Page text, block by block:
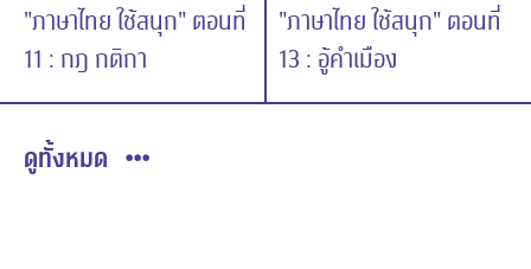
"ภาษาไทย ใช้สนุก" ตอนที่
11 : กฎ กติกา
"ภาษาไทย ใช้สนุก" ตอนที่
13 : อู้คำเมือง
ดูทั้งหมด